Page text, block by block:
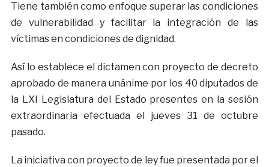
Tiene también como enfoque superar las condiciones
de vulnerabilidad y facilitar la integración de las
víctimas en condiciones de dignidad.
Así lo establece el dictamen con proyecto de decreto
aprobado de manera unánime por los 40 diputados de
la LXI Legislatura del Estado presentes en la sesión
extraordinaria efectuada el jueves 31 de octubre
pasado.
La iniciativa con proyecto de ley fue presentada por el